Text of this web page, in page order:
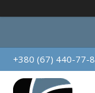
+380 (67) 440-77-